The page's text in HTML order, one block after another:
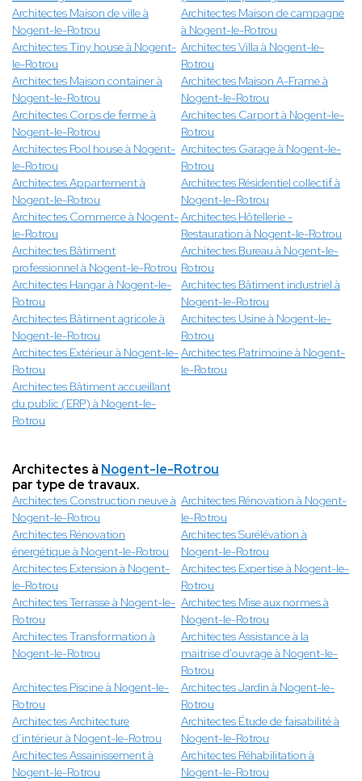
Architectes Maison de ville à
Nogent-le-Rotrou
Architectes Maison de campagne
à Nogent-le-Rotrou
Architectes Tiny house à Nogent-
le-Rotrou
Architectes Villa à Nogent-le-
Rotrou
Architectes Maison container à
Nogent-le-Rotrou
Architectes Maison A-Frame à
Nogent-le-Rotrou
Architectes Corps de ferme à
Nogent-le-Rotrou
Architectes Carport à Nogent-le-
Rotrou
Architectes Pool house à Nogent-
le-Rotrou
Architectes Garage à Nogent-le-
Rotrou
Architectes Appartement à
Nogent-le-Rotrou
Architectes Résidentiel collectif à
Nogent-le-Rotrou
Architectes Commerce à Nogent-
le-Rotrou
Architectes Hôtellerie -
Restauration à Nogent-le-Rotrou
Architectes Bâtiment
professionnel à Nogent-le-Rotrou
Architectes Bureau à Nogent-le-
Rotrou
Architectes Hangar à Nogent-le-
Rotrou
Architectes Bâtiment industriel à
Nogent-le-Rotrou
Architectes Bâtiment agricole à
Nogent-le-Rotrou
Architectes Usine à Nogent-le-
Rotrou
Architectes Extérieur à Nogent-le-
Rotrou
Architectes Patrimoine à Nogent-
le-Rotrou
Architectes Bâtiment accueillant
du public (ERP) à Nogent-le-
Rotrou
Architectes à Nogent-le-Rotrou
par type de travaux.
Architectes Construction neuve à
Nogent-le-Rotrou
Architectes Rénovation à Nogent-
le-Rotrou
Architectes Rénovation
énergétique à Nogent-le-Rotrou
Architectes Surélévation à
Nogent-le-Rotrou
Architectes Extension à Nogent-
le-Rotrou
Architectes Expertise à Nogent-le-
Rotrou
Architectes Terrasse à Nogent-le-
Rotrou
Architectes Mise aux normes à
Nogent-le-Rotrou
Architectes Transformation à
Nogent-le-Rotrou
Architectes Assistance à la
maitrise d'ouvrage à Nogent-le-
Rotrou
Architectes Piscine à Nogent-le-
Rotrou
Architectes Jardin à Nogent-le-
Rotrou
Architectes Architecture
d’intérieur à Nogent-le-Rotrou
Architectes Étude de faisabilité à
Nogent-le-Rotrou
Architectes Assainissement à
Nogent-le-Rotrou
Architectes Réhabilitation à
Nogent-le-Rotrou